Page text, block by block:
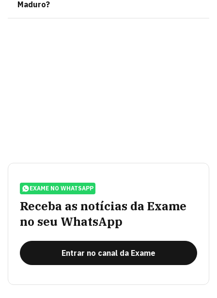
Maduro?
EXAME NO WHATSAPP
Receba as notícias da Exame
no seu WhatsApp
Entrar no canal da Exame